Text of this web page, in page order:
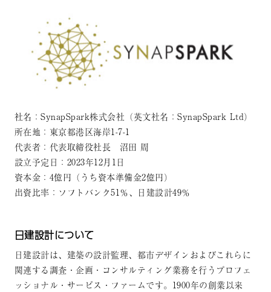
社名：SynapSpark株式会社（英文社名：SynapSpark Ltd）
所在地：東京都港区海岸1-7-1
代表者：代表取締役社長 沼田 周
設立予定日：2023年12月1日
資本金：4億円（うち資本準備金2億円）
出資比率：ソフトバンク51％、日建設計49％
日建設計について
日建設計は、建築の設計監理、都市デザインおよびこれらに
関連する調査・企画・コンサルティング業務を行うプロフェ
ッショナル・サービス・ファームです。1900年の創業以来